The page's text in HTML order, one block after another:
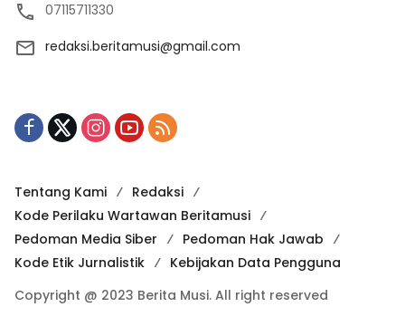
07115711330
redaksi.beritamusi@gmail.com
Tentang Kami
Redaksi
Kode Perilaku Wartawan Beritamusi
Pedoman Media Siber
Pedoman Hak Jawab
Kode Etik Jurnalistik
Kebijakan Data Pengguna
Copyright @ 2023 Berita Musi. All right reserved